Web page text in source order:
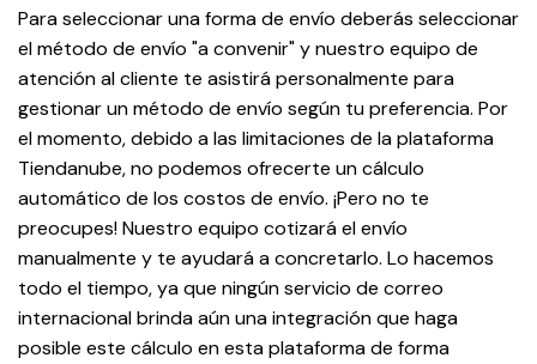
Para seleccionar una forma de envío deberás seleccionar
el método de envío "a convenir" y nuestro equipo de
atención al cliente te asistirá personalmente para
gestionar un método de envío según tu preferencia. Por
el momento, debido a las limitaciones de la plataforma
Tiendanube, no podemos ofrecerte un cálculo
automático de los costos de envío. ¡Pero no te
preocupes! Nuestro equipo cotizará el envío
manualmente y te ayudará a concretarlo. Lo hacemos
todo el tiempo, ya que ningún servicio de correo
internacional brinda aún una integración que haga
posible este cálculo en esta plataforma de forma